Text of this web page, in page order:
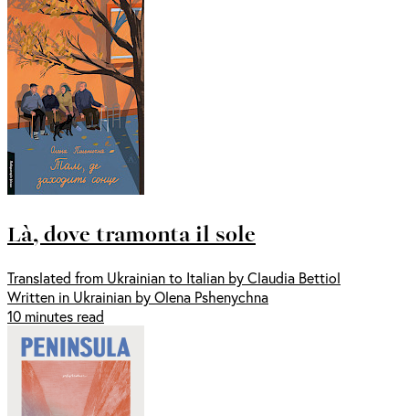
Là, dove tramonta il sole
Translated from Ukrainian to Italian by Claudia Bettiol
Written in Ukrainian by Olena Pshenychna
10 minutes read